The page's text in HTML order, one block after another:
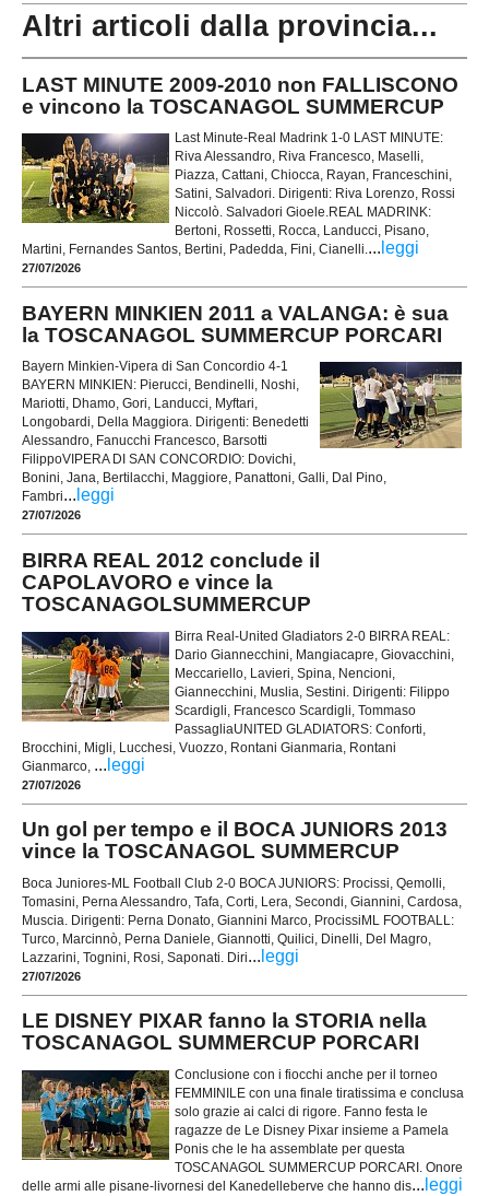
Altri articoli dalla provincia...
LAST MINUTE 2009-2010 non FALLISCONO
e vincono la TOSCANAGOL SUMMERCUP
Last Minute-Real Madrink 1-0 LAST MINUTE:
Riva Alessandro, Riva Francesco, Maselli,
Piazza, Cattani, Chiocca, Rayan, Franceschini,
Satini, Salvadori. Dirigenti: Riva Lorenzo, Rossi
Niccolò. Salvadori Gioele.REAL MADRINK:
Bertoni, Rossetti, Rocca, Landucci, Pisano,
Martini, Fernandes Santos, Bertini, Padedda, Fini, Cianelli.... leggi
27/07/2026
BAYERN MINKIEN 2011 a VALANGA: è sua
la TOSCANAGOL SUMMERCUP PORCARI
Bayern Minkien-Vipera di San Concordio 4-1
BAYERN MINKIEN: Pierucci, Bendinelli, Noshi,
Mariotti, Dhamo, Gori, Landucci, Myftari,
Longobardi, Della Maggiora. Dirigenti: Benedetti
Alessandro, Fanucchi Francesco, Barsotti
FilippoVIPERA DI SAN CONCORDIO: Dovichi,
Bonini, Jana, Bertilacchi, Maggiore, Panattoni, Galli, Dal Pino,
Fambri... leggi
27/07/2026
BIRRA REAL 2012 conclude il
CAPOLAVORO e vince la
TOSCANAGOLSUMMERCUP
Birra Real-United Gladiators 2-0 BIRRA REAL:
Dario Giannecchini, Mangiacapre, Giovacchini,
Meccariello, Lavieri, Spina, Nencioni,
Giannecchini, Muslia, Sestini. Dirigenti: Filippo
Scardigli, Francesco Scardigli, Tommaso
PassagliaUNITED GLADIATORS: Conforti,
Brocchini, Migli, Lucchesi, Vuozzo, Rontani Gianmaria, Rontani
Gianmarco, ... leggi
27/07/2026
Un gol per tempo e il BOCA JUNIORS 2013
vince la TOSCANAGOL SUMMERCUP
Boca Juniores-ML Football Club 2-0 BOCA JUNIORS: Procissi, Qemolli,
Tomasini, Perna Alessandro, Tafa, Corti, Lera, Secondi, Giannini, Cardosa,
Muscia. Dirigenti: Perna Donato, Giannini Marco, ProcissiML FOOTBALL:
Turco, Marcinnò, Perna Daniele, Giannotti, Quilici, Dinelli, Del Magro,
Lazzarini, Tognini, Rosi, Saponati. Diri... leggi
27/07/2026
LE DISNEY PIXAR fanno la STORIA nella
TOSCANAGOL SUMMERCUP PORCARI
Conclusione con i fiocchi anche per il torneo
FEMMINILE con una finale tiratissima e conclusa
solo grazie ai calci di rigore. Fanno festa le
ragazze de Le Disney Pixar insieme a Pamela
Ponis che le ha assemblate per questa
TOSCANAGOL SUMMERCUP PORCARI. Onore
delle armi alle pisane-livornesi del Kanedelleberve che hanno dis... leggi